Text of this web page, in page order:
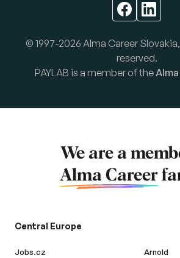
© 1997-2026 Alma Career
reserved.
PAYLAB is a member of the
We are a
Alma Career
Central Europe
Jobs.cz
Arnold